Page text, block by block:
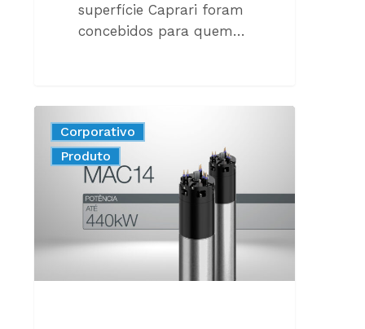
superfície Caprari foram
concebidos para quem…
MOTORES
SUBMERSOS
POTÊNCIA,
MENOS
Corporativo
New
Produto